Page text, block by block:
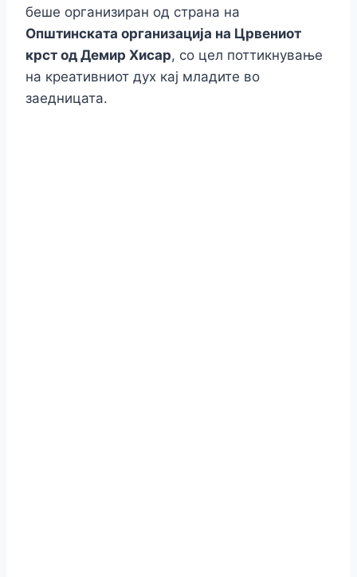
беше организиран од страна на
Општинската организација на Црвениот
крст од Демир Хисар, со цел поттикнување
на креативниот дух кај младите во
заедницата.